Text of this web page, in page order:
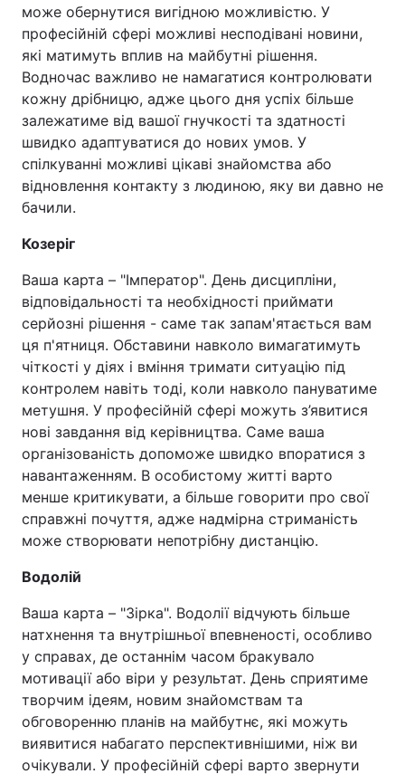
може обернутися вигідною можливістю. У
професійній сфері можливі несподівані новини,
які матимуть вплив на майбутні рішення.
Водночас важливо не намагатися контролювати
кожну дрібницю, адже цього дня успіх більше
залежатиме від вашої гнучкості та здатності
швидко адаптуватися до нових умов. У
спілкуванні можливі цікаві знайомства або
відновлення контакту з людиною, яку ви давно не
бачили.
Козеріг
Ваша карта – "Імператор". День дисципліни,
відповідальності та необхідності приймати
серйозні рішення - саме так запам'ятається вам
ця п'ятниця. Обставини навколо вимагатимуть
чіткості у діях і вміння тримати ситуацію під
контролем навіть тоді, коли навколо пануватиме
метушня. У професійній сфері можуть з’явитися
нові завдання від керівництва. Саме ваша
організованість допоможе швидко впоратися з
навантаженням. В особистому житті варто
менше критикувати, а більше говорити про свої
справжні почуття, адже надмірна стриманість
може створювати непотрібну дистанцію.
Водолій
Ваша карта – "Зірка". Водолії відчують більше
натхнення та внутрішньої впевненості, особливо
у справах, де останнім часом бракувало
мотивації або віри у результат. День сприятиме
творчим ідеям, новим знайомствам та
обговоренню планів на майбутнє, які можуть
виявитися набагато перспективнішими, ніж ви
очікували. У професійній сфері варто звернути